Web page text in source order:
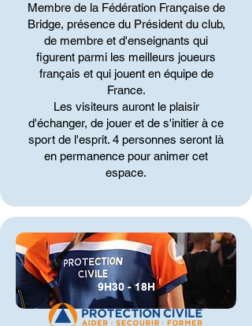
Membre de la Fédération Française de
Bridge, présence du Président du club,
de membre et d'enseignants qui
figurent parmi les meilleurs joueurs
français et qui jouent en équipe de
France.
Les visiteurs auront le plaisir
d'échanger, de jouer et de s'initier à ce
sport de l'esprit. 4 personnes seront là
en permanence pour animer cet
espace.
9H30 - 18H